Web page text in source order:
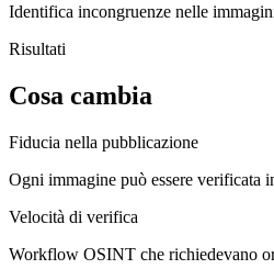
Identifica incongruenze nelle
Risultati
Cosa cambia
Fiducia nella pubblicazione
Ogni immagine può essere verificata
Velocità di verifica
Workflow OSINT che richiedevano